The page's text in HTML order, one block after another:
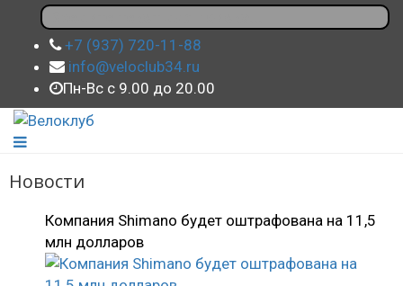
+7 (937) 720-11-88
info@veloclub34.ru
Пн-Вс с 9.00 до 20.00
Новости
Компания Shimano будет оштрафована на 11,5
млн долларов